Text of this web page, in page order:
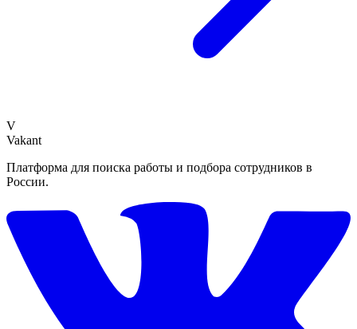
V
Vakant
Платформа для поиска работы и подбора сотрудников в
России.